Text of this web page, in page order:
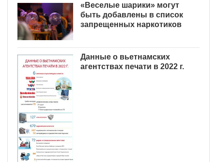
«Веселые шарики» могут
быть добавлены в список
запрещенных наркотиков
Данные о вьетнамских
агентствах печати в 2022 г.